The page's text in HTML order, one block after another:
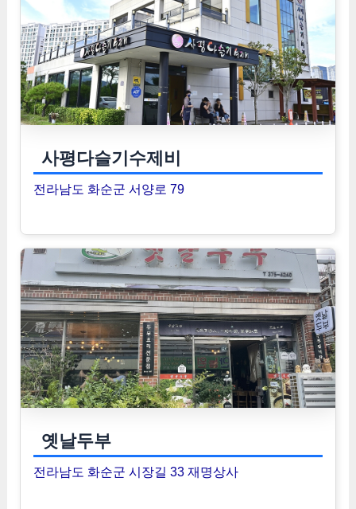
사평다슬기수제비
전라남도 화순군 서양로 79
옛날두부
전라남도 화순군 시장길 33 재명상사